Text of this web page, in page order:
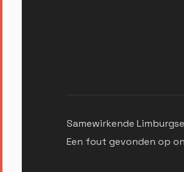
Samewirkende
Een fout gevonden op